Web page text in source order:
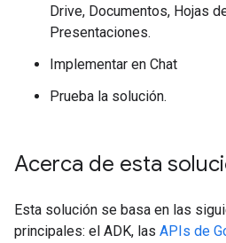
Drive, Documentos, Hojas
Presentaciones.
Implementar en Chat
Prueba la solución.
Acerca de esta
Esta solución se basa en las
principales: el ADK, las APIs de